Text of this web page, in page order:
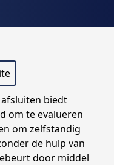
biedt
om te evalueren
om zelfstandig
de hulp van
door middel